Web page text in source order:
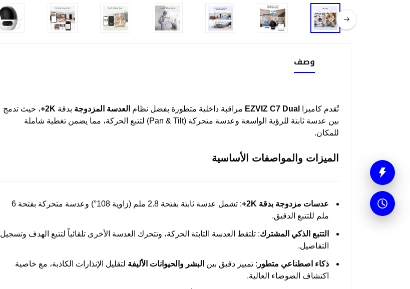
وصف
تُقدم كاميرا EZVIZ C7 Dual مراقبة داخلية متطورة بفضل نظام العدسة المزدوجة بدقة 2K+ ، حيث تدمج
بين عدسة ثابتة للرؤية الواسعة وعدسة متحركة (Pan & Tilt) لتتبع الحركة، مما يضمن تغطية شاملة
للمكان.
الميزات والمواصفات الأساسية
عدسات مزدوجة بدقة 2K+
: تشمل عدسة ثابتة بفتحة 2.8 ملم (زاوية 108°) وعدسة متحركة بفتحة 6
ملم للتتبع الدقيق.
التتبع الذكي المشترك: تلتقط العدسة الثابتة الحركة، وتتحرك العدسة الأخرى تلقائياً لتتبع الهدف وتسجيل
التفاصيل.
ذكاء اصطناعي متطور : تمييز دقيق بين البشر والحيوانات الأليفة لتقليل الإنذارات الكاذبة، مع خاصية
اكتشاف الضوضاء العالية.